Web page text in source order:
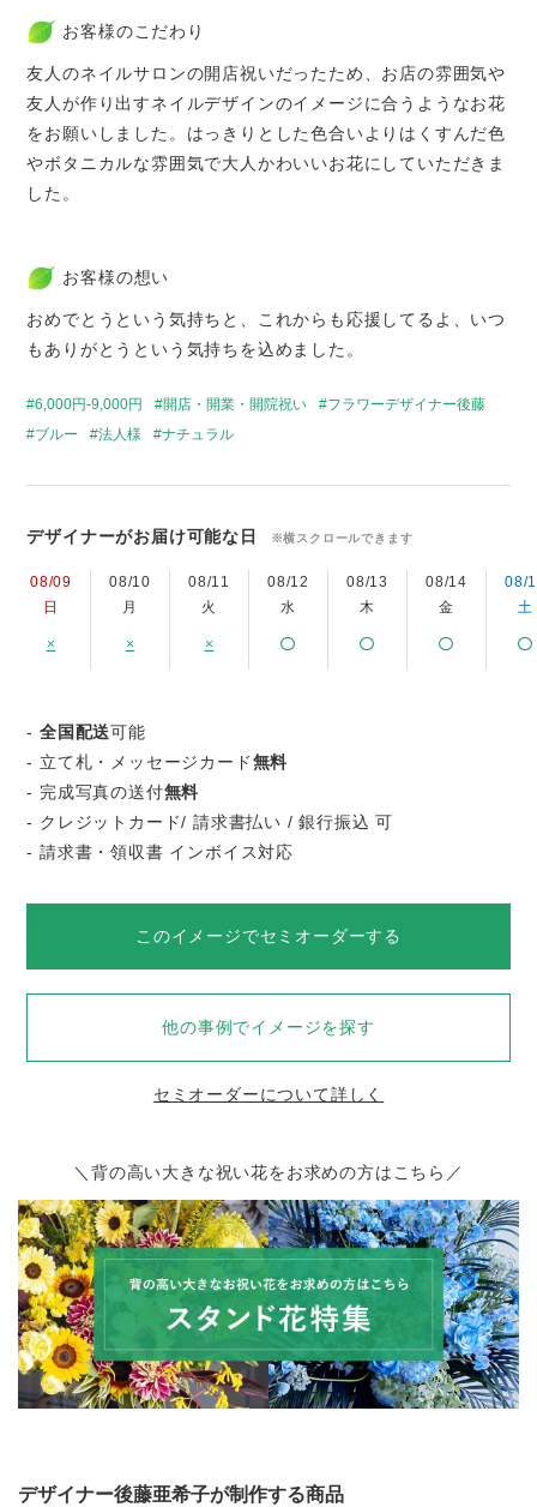
お客様のこだわり
友人のネイルサロンの開店祝いだったため、お店の雰囲気や
友人が作り出すネイルデザインのイメージに合うようなお花
をお願いしました。はっきりとした色合いよりはくすんだ色
やボタニカルな雰囲気で大人かわいいお花にしていただきま
した。
お客様の想い
おめでとうという気持ちと、これからも応援してるよ、いつ
もありがとうという気持ちを込めました。
6,000円-9,000円 開店・開業・開院祝い
フラワーデザイナー後藤
ブルー
法人様 ナチュラル
デザイナーがお届け可能な日 ※横スクロールできます
08/09
日
×
08/10
月
×
08/11
火
×
08/12
水
08/13
木
08/14
金
08/
土
-全国配送可能
- 立て札・メッセージカード無料
- 完成写真の送付無料
- クレジットカード/ 請求書払い / 銀行振込 可
- 請求書・領収書 インボイス対応
このイメージでセミオーダーする
他の事例でイメージを探す
セミオーダーについて詳しく
＼背の高い大きな祝い花をお求めの方はこちら／
デザイナー後藤亜希子が制作する商品